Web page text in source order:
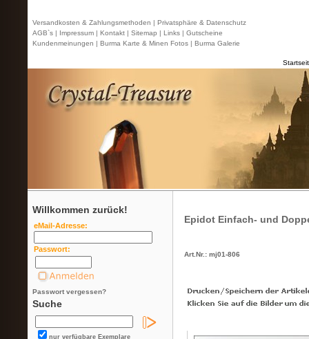
Versandkosten & Zahlungsmethoden | Privatsphäre & Datenschutz
AGB`s | Impressum | Kontakt | Sitemap | Links | Gutscheine
Kundenmeinungen | Burma Karte & Minen Fotos | Burma Galerie
Willkommen zurück!
eMail-Adresse:
Passwort:
Passwort vergessen?
Suche
nur verfügbare Exemplare
Epidot Einfach- und
Art.Nr.: mj01-806